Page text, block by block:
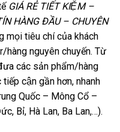
GIÁ RẺ TIẾT KIỆM –
HÀNG ĐẦU – CHUYÊN
mọi tiêu chí của khách
hàng nguyên chuyến. Từ
các sản phẩm/hàng
cận gần hơn, nhanh
Quốc – Mông Cổ –
Bỉ, Hà Lan, Ba Lan,…).